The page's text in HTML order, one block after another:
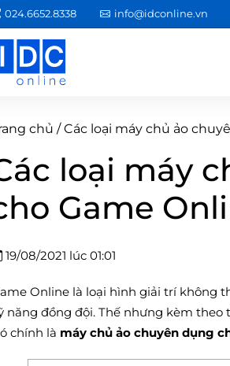
024.6652.8338 info@idconline.vn
chủ /Các loại máy chủ ảo
loại máy
Game
19/08/2021 lúc 01:01
Online là loại hình giải trí không
năng đồng đội. Thế nhưng kèm theo
chính là máy chủ ảo chuyên dụng